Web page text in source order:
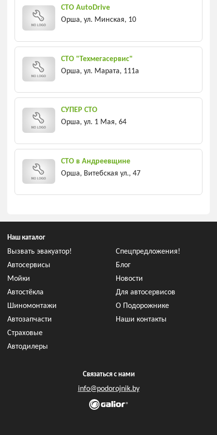
СТО AutoDrive
Орша, ул. Минская, 10
СТО "Техмегасервис"
Орша, ул. Марата, 111а
СУПЕР СТО
Орша, ул. 1 Мая, 64
СТО в Андреевщине
Орша, Витебская ул., 47
Наш каталог
Вызвать эвакуатор!
Автосервисы
Мойки
Автостёкла
Шиномонтажи
Автозапчасти
Страховые
Автодилеры
Спецпредложения!
Блог
Новости
Для автосервисов
О Подорожнике
Наши контакты
Связаться с нами
info@podorojnik.by